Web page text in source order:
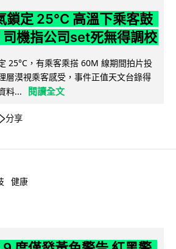
鎖定 25°C 高溫下乘客鼓
司機指公司set死無得調校
25°C，有乘客乘搭 60M 線期間拍片投
層漠視乘客感受，事件正值天文台錄得
料...
閱讀全文
分享
健康